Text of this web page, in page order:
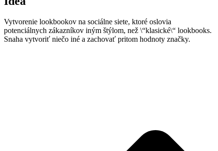
Vytvorenie lookbookov na sociálne siete, ktoré oslovia
potenciálnych zákazníkov iným štýlom, než \“klasické\“ lookbooks.
Snaha vytvoriť niečo iné a zachovať pritom hodnoty značky.